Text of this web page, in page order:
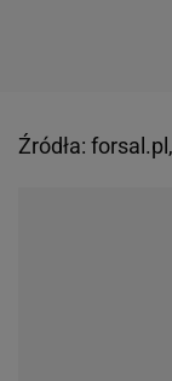
Źródła: